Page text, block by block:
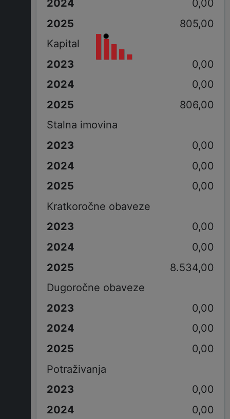
0,00
805,00
Kapital
0,00
0,00
806,00
Stalna imovina
0,00
0,00
0,00
Kratkoročne obaveze
0,00
0,00
8.534,00
Dugoročne obaveze
0,00
0,00
0,00
Potraživanja
0,00
0,00